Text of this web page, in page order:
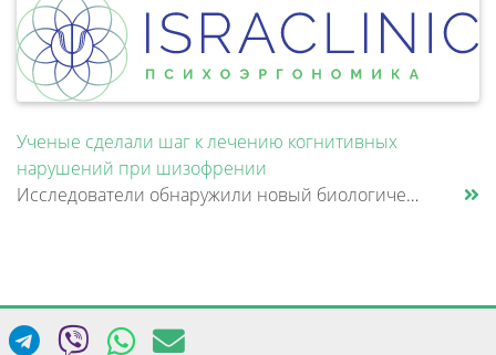
Ученые сделали шаг к лечению когнитивных
нарушений при шизофрении
Исследователи обнаружили новый биологический механизм, который может быть связан с нарушением памяти и внимания при шизо......